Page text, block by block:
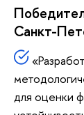
Санкт-
для оценки